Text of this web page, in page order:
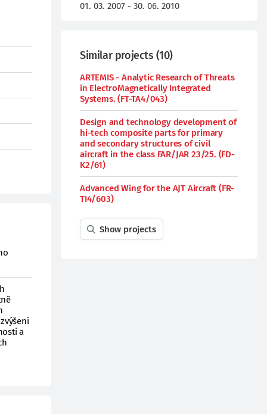
a
01. 03. 2007 - 30. 06. 2010
Similar projects (10)
ARTEMIS - Analytic Research of Threats
in ElectroMagnetically Integrated
Systems. (FT-TA4/043)
Design and technology development of
hi-tech composite parts for primary
and secondary structures of civil
aircraft in the class FAR/JAR 23/25. (FD-
K2/61)
Advanced Wing for the AJT Aircraft (FR-
TI4/603)
Show projects